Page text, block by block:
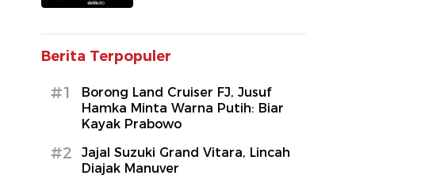
Berita Terpopuler
#1
Borong Land Cruiser FJ, Jusuf
Hamka Minta Warna Putih: Biar
Kayak Prabowo
#2
Jajal Suzuki Grand Vitara, Lincah
Diajak Manuver